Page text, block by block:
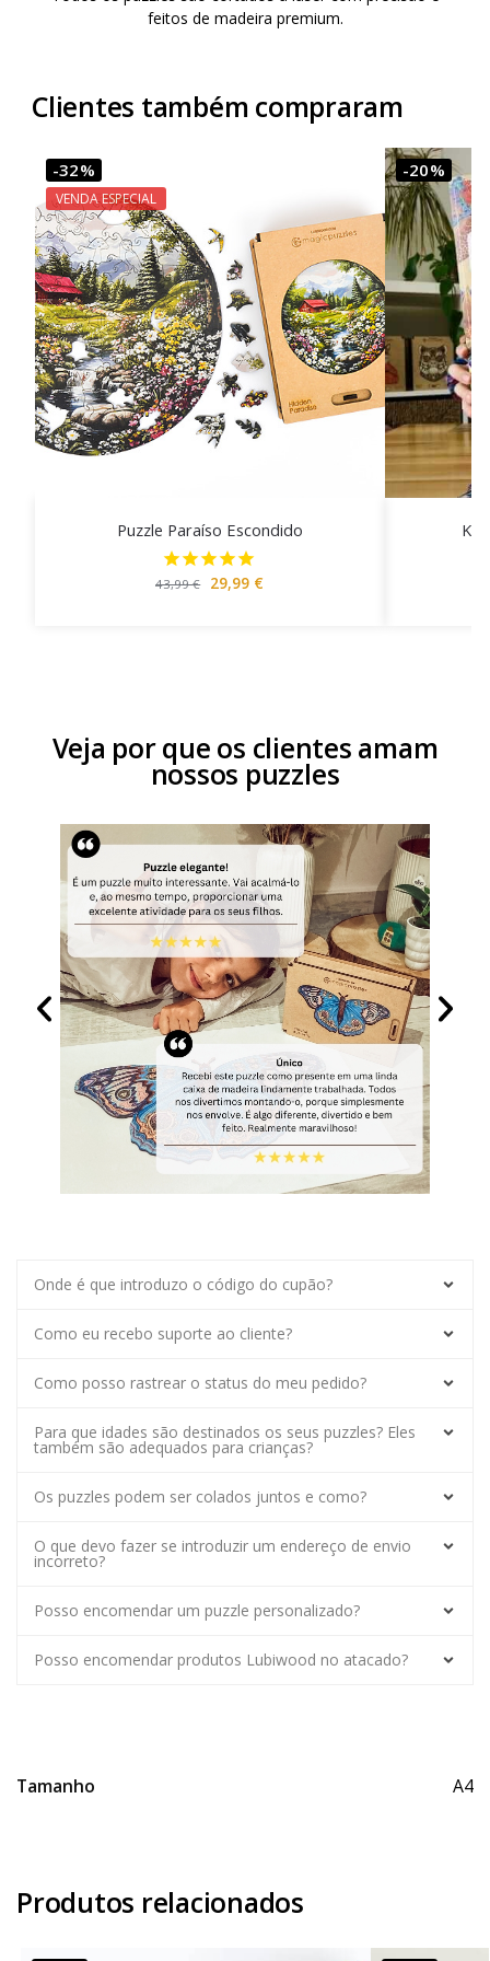
feitos de madeira premium.
Clientes também compraram
-32%
VENDA ESPECIAL
Puzzle Paraíso Escondido
43,99€ 29,99 €
-20%
Kit
Veja por que os clientes amam
nossos puzzles
Onde é que introduzo o código do cupão?
Como eu recebo suporte ao cliente?
Como posso rastrear o status do meu pedido?
Para que idades são destinados os seus puzzles? Eles
também são adequados para crianças?
Os puzzles podem ser colados juntos e como?
O que devo fazer se introduzir um endereço de envio
incorreto?
Posso encomendar um puzzle personalizado?
Posso encomendar produtos Lubiwood no atacado?
Tamanho A4
Produtos relacionados